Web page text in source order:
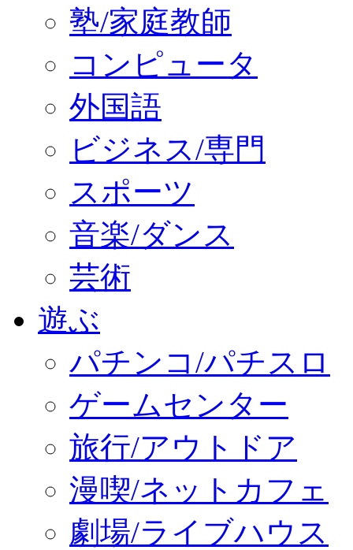
塾/家庭教師
コンピュータ
外国語
ビジネス/専門
スポーツ
音楽/ダンス
芸術
遊ぶ
パチンコ/パチスロ
ゲームセンター
旅行/アウトドア
漫喫/ネットカフェ
劇場/ライブハウス